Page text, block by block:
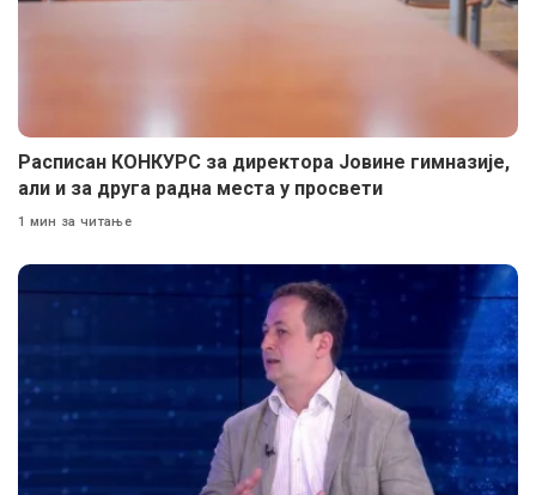
Расписан КОНКУРС за директора Јовине гимназије,
али и за друга радна места у просвети
1 мин за читање